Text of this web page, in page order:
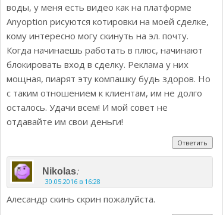
воды, у меня есть видео как на платформе
Anyoption рисуются котировки на моей сделке,
кому интересно могу скинуть на эл. почту.
Когда начинаешь работать в плюс, начинают
блокировать вход в сделку. Реклама у них
мощная, пиарят эту компашку будь здоров. Но
с таким отношением к клиентам, им не долго
осталось. Удачи всем! И мой совет не
отдавайте им свои деньги!
Ответить
Nikolas:
30.05.2016 в 16:28
Алесандр скинь скрин пожалуйста.